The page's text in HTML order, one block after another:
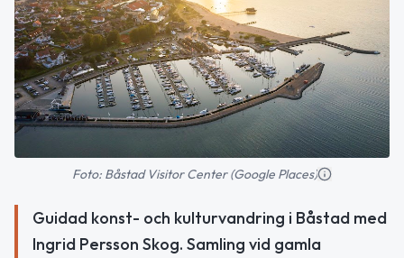
Foto: Båstad Visitor Center (Google Places)
Guidad konst- och kulturvandring i Båstad med
Ingrid Persson Skog. Samling vid gamla